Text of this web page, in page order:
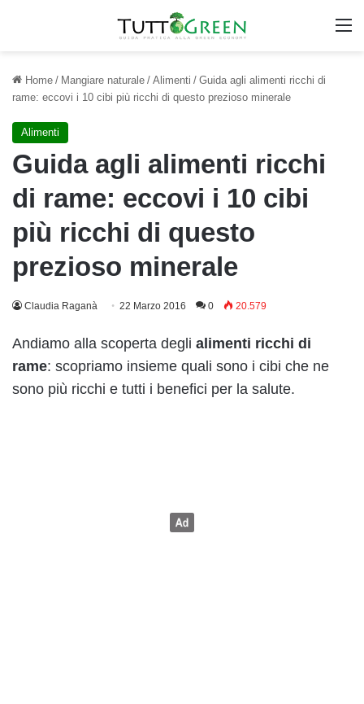
Home / Mangiare naturale / Alimenti / Guida agli alimenti ricchi di
rame: eccovi i 10 cibi più ricchi di questo prezioso minerale
Alimenti
Guida agli alimenti ricchi
di rame: eccovi i 10 cibi
più ricchi di questo
prezioso minerale
Claudia Raganà 22 Marzo 2016 0 20.579
Andiamo alla scoperta degli alimenti ricchi di
rame: scopriamo insieme quali sono i cibi che ne
sono più ricchi e tutti i benefici per la salute.